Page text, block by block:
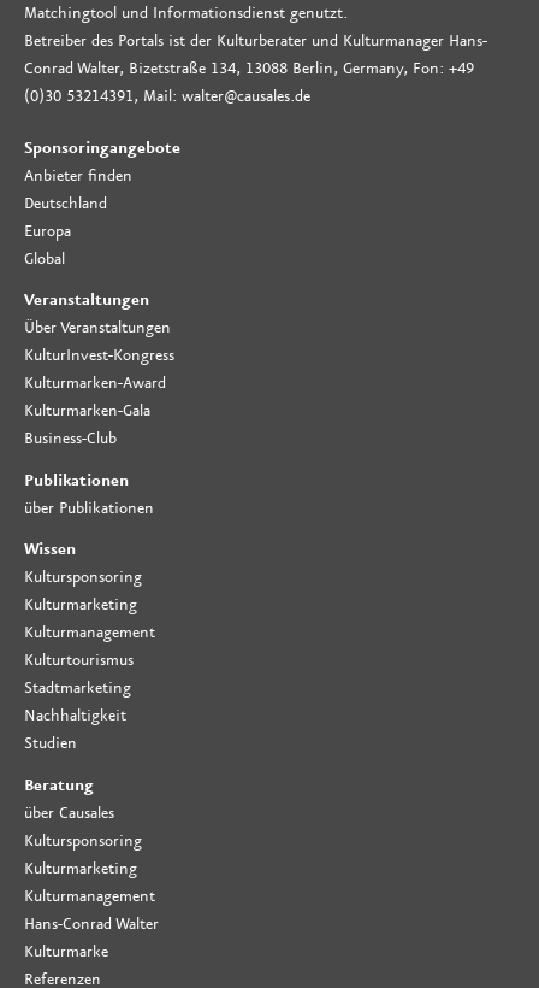
Matchingtool und Informationsdienst genutzt.
Betreiber des Portals ist der Kulturberater und Kulturmanager Hans-
Conrad Walter, Bizetstraße 134, 13088 Berlin, Germany, Fon: +49
(0)30 53214391, Mail: walter@causales.de
Sponsoringangebote
Anbieter finden
Deutschland
Europa
Global
Veranstaltungen
Über Veranstaltungen
KulturInvest-Kongress
Kulturmarken-Award
Kulturmarken-Gala
Business-Club
Publikationen
über Publikationen
Wissen
Kultursponsoring
Kulturmarketing
Kulturmanagement
Kulturtourismus
Stadtmarketing
Nachhaltigkeit
Studien
Beratung
über Causales
Kultursponsoring
Kulturmarketing
Kulturmanagement
Hans-Conrad Walter
Kulturmarke
Referenzen